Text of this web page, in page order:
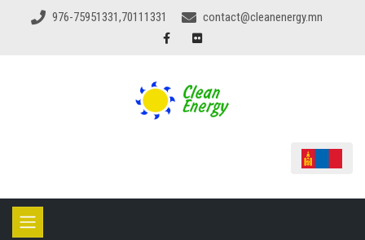
976-75951331,70111331 contact@cleanenergy.mn